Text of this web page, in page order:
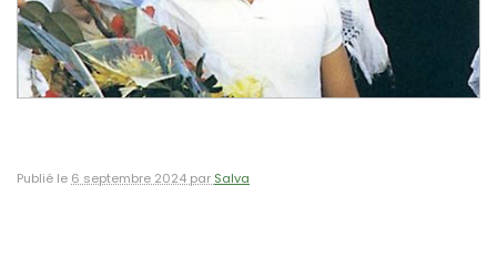
Publié le 6 septembre 2024 par Salva